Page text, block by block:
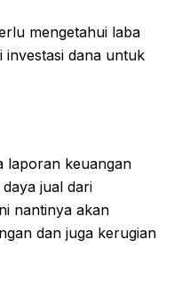
mengetahui laba
investasi dana untuk
laporan keuangan
jual dari
nantinya akan
dan juga kerugian